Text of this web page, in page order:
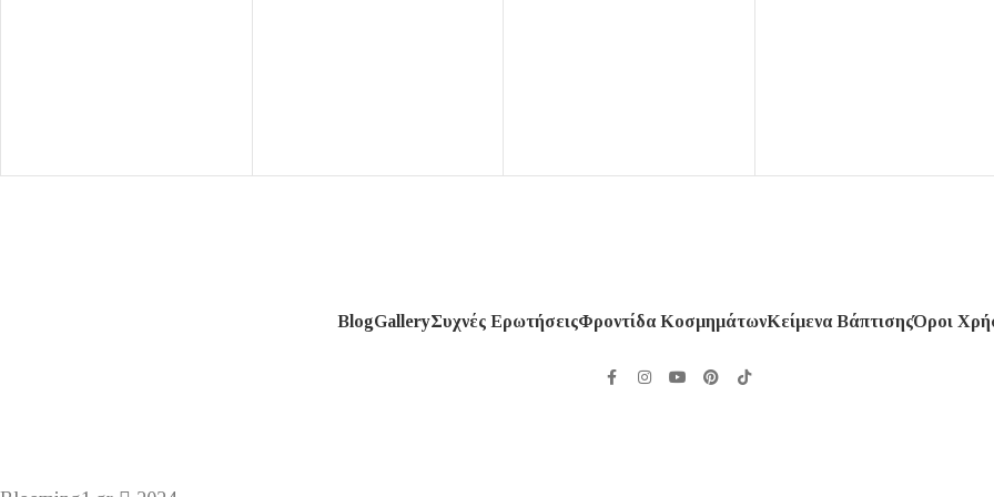
BlogGalleryΣυχνές ΕρωτήσειςΦροντίδα ΚοσμημάτωνΚείμενα ΒάπτισηςΌροι